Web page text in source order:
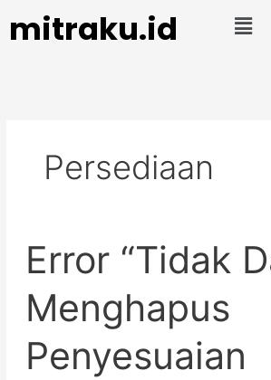
mitraku.id Menu
Persediaan
Error “Tidak
Menghapus
Penyesuaian
“Tidak
Dapat
Penyesuaian
Persediaan
Karena
Telah